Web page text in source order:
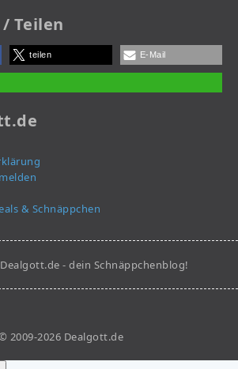
Teilen
teilen E-Mail
& Schnäppchen
- dein Schnäppchenblog!
2009-2026 Dealgott.de